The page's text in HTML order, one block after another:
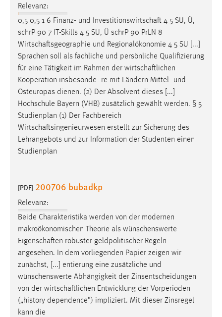
Relevanz:
0,5 0,5 1 6 Finanz- und Investitionswirtschaft 4 5 SU, Ü,
schrP 90 7 IT-Skills 4 5 SU, Ü schrP 90 PrLN 8
Wirtschaftsgeographie und Regionalökonomie 4 5 SU [...]
Sprachen soll als fachliche und persönliche Qualifizierung
für eine Tätigkeit im Rahmen der wirtschaftlichen
Kooperation insbesonde- re mit Ländern Mittel- und
Osteuropas dienen. (2) Der Absolvent dieses [...]
Hochschule Bayern (VHB) zusätzlich gewählt werden. § 5
Studienplan (1) Der Fachbereich
Wirtschaftsingenieurwesen erstellt zur Sicherung des
Lehrangebots und zur Information der Studenten einen
Studienplan
[PDF] 200706 bubadkp
Relevanz:
Beide Charakteristika werden von der modernen
makroökonomischen Theorie als wünschenswerte
Eigenschaften robuster geldpolitischer Regeln
angesehen. In dem vorliegenden Papier zeigen wir
zunächst, [...] entierung eine zusätzliche und
wünschenswerte Abhängigkeit der Zinsentscheidungen
von der wirtschaftlichen Entwicklung der Vorperioden
(„history dependence“) impliziert. Mit dieser Zinsregel
kann die